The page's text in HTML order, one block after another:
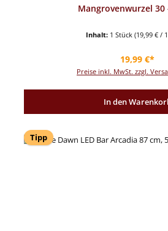
Mangrovenwurzel 30
Inhalt: 1 Stück (19,99 € /
Regulärer
19,99 €*
Preise inkl. MwSt. zzgl.
In den
Tipp